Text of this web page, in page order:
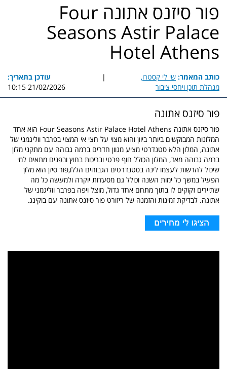
פור סיזנס אתונה Four
Seasons Astir Palace
Hotel Athens
כותב המאמר: שי לי קסטרו,
מנהלת תוכן ויחסי ציבור
|
עודכן בתאריך:
21/02/2026 10:15
פור סיזנס אתונה
פור סיזנס אתונה Four Seasons Astir Palace Hotel Athens הוא אחד
המלונות המבוקשים ביותר ביוון והוא מצוי על חצי אי המצוי בפרבר ווליגמני של
אתונה, המלון הלא סטנדרטי מציע מגוון חדרים ברמה גבוהה עם מתקני מלון
ברמה גבוהה מאד, המלון הכולל חוף פרטי ובריכות בחוץ ובפנים מתאים למי
שיכול להרשות לעצמו לינה בסטנדרטים הגבוהים הללו,פור סיזן הוא מלון
הפעיל במשך כל ימות השנה וכולל גם מסעדות יוקרה ולמעשה כל מה
שתיירים זקוקים לו בתוך מתחם אחד גדול, מוצל ויפה בפרבר ווליגמני של
אתונה. לבדיקת זמינות והזמנה של ריזורט פור סיזנס אתונה עם בוקינג.